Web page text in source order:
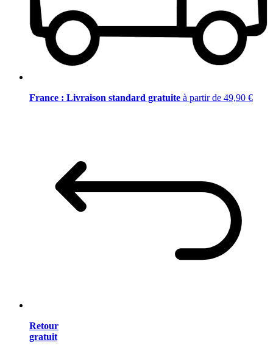
France : Livraison standard gratuite à partir de 49,90 €
Retour
gratuit